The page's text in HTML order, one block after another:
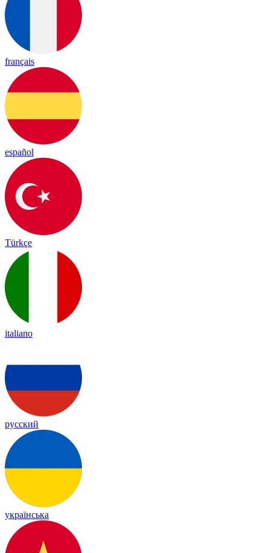
français
español
Türkçe
italiano
русский
українська